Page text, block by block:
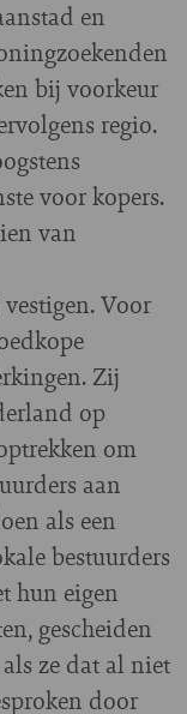
en
bij voorkeur
regio.
voor kopers.
van
Voor
Zij
op
om
aan
als een
bestuurders
hun eigen
gescheiden
ze dat al niet
door